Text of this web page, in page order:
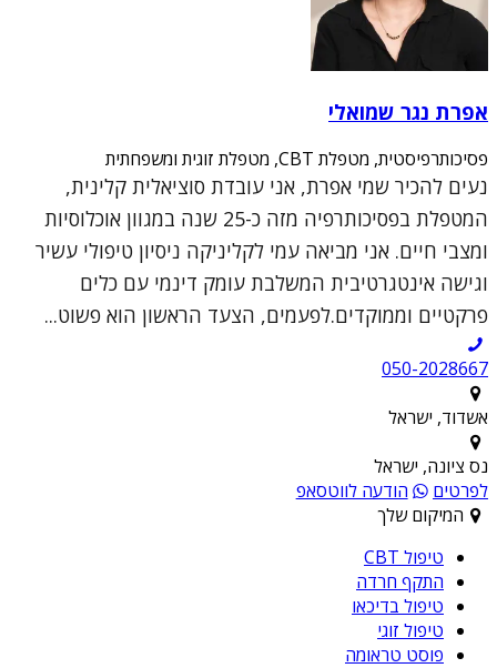
אפרת נגר שמואלי
פסיכותרפיסטית, מטפלת CBT, מטפלת זוגית ומשפחתית
נעים להכיר שמי אפרת, אני עובדת סוציאלית קלינית,
המטפלת בפסיכותרפיה מזה כ-25 שנה במגוון אוכלוסיות
ומצבי חיים. אני מביאה עמי לקליניקה ניסיון טיפולי עשיר
וגישה אינטגרטיבית המשלבת עומק דינמי עם כלים
פרקטיים וממוקדים.לפעמים, הצעד הראשון הוא פשוט...
050-2028667
אשדוד, ישראל
נס ציונה, ישראל
לפרטים
הודעה לווטסאפ
המיקום שלך
טיפול CBT
התקף חרדה
טיפול בדיכאו
טיפול זוגי
פוסט טראומה